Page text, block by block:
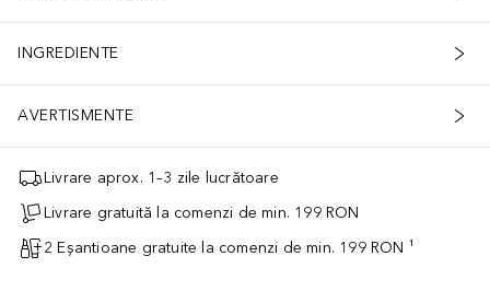
INGREDIENTE
AVERTISMENTE
Livrare aprox. 1–3 zile lucrătoare
Livrare gratuită la comenzi de min. 199 RON
2 Eșantioane gratuite la comenzi de min. 199 RON ¹